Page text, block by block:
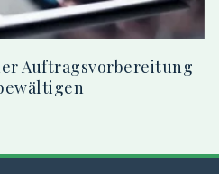
Auftragsvorbereitung